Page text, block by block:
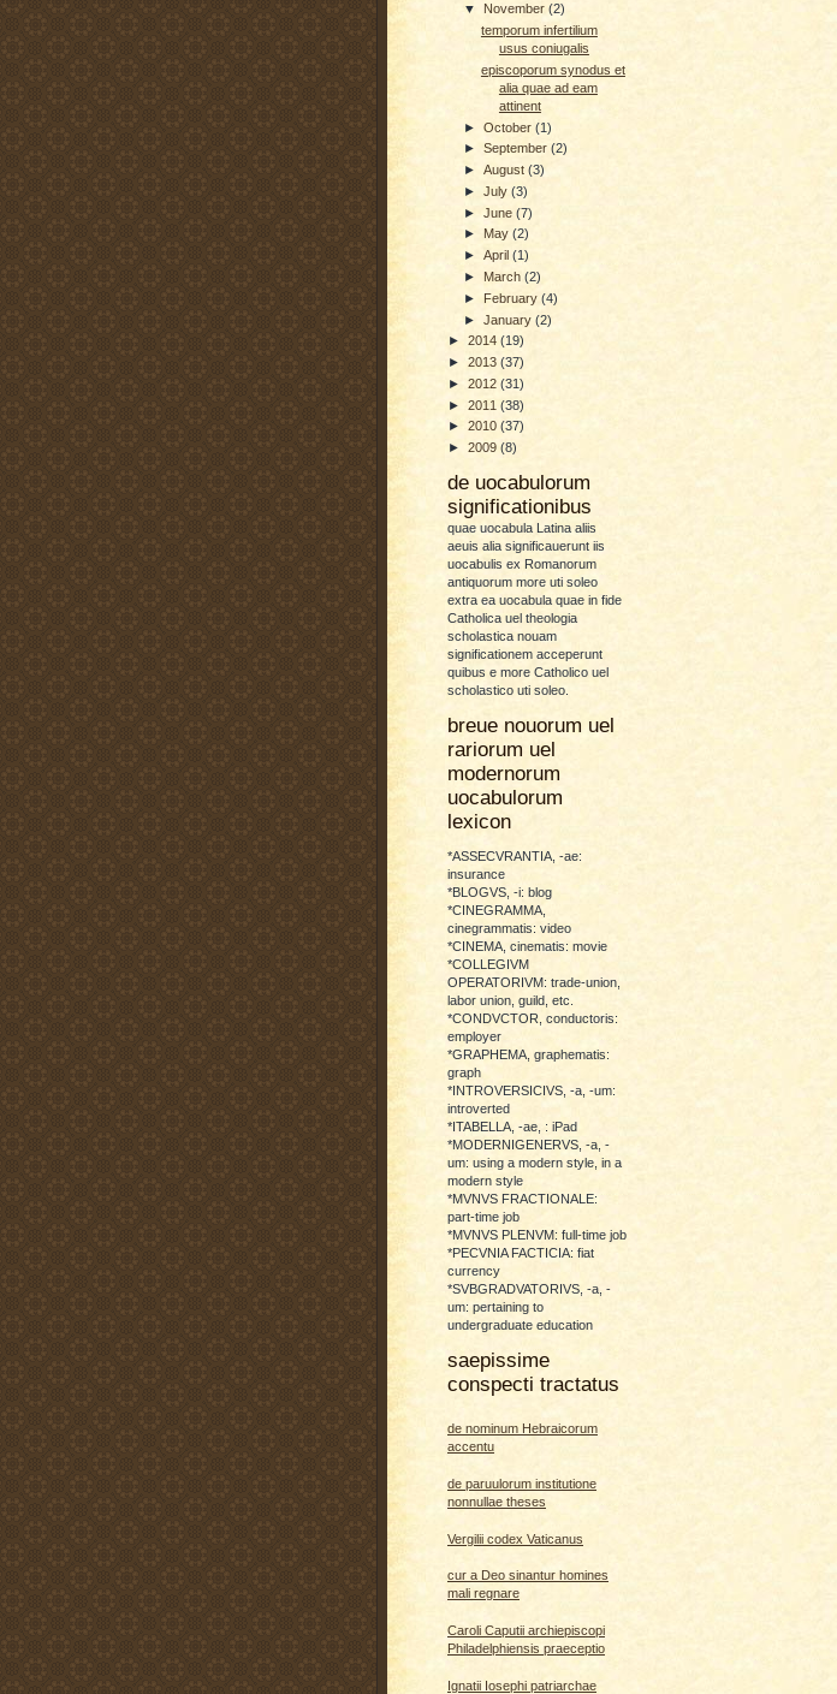
▼ November(2)
temporum infertilium
usus coniugalis
episcoporum synodus et
alia quae ad eam
attinent
►October(1)
►September(2)
►August(3)
►July(3)
►June(7)
► May(2)
►April(1)
►March(2)
►February(4)
►January(2)
► 2014 (19)
► 2013 (37)
► 2012 (31)
► 2011 (38)
► 2010 (37)
► 2009 (8)
de uocabulorum
significationibus
quae uocabula Latina aliis
aeuis alia significauerunt iis
uocabulis ex Romanorum
antiquorum more uti soleo
extra ea uocabula quae in fide
Catholica uel theologia
scholastica nouam
significationem acceperunt
quibus e more Catholico uel
scholastico uti soleo.
breue nouorum uel
rariorum uel
modernorum
uocabulorum
lexicon
*ASSECVRANTIA, -ae:
insurance
*BLOGVS, -i: blog
*CINEGRAMMA,
cinegrammatis: video
*CINEMA, cinematis: movie
*COLLEGIVM
OPERATORIVM: trade-union,
labor union, guild, etc.
*CONDVCTOR, conductoris:
employer
*GRAPHEMA, graphematis:
graph
*INTROVERSICIVS, -a, -um:
introverted
*ITABELLA, -ae, : iPad
*MODERNIGENERVS, -a, -
um: using a modern style, in a
modern style
*MVNVS FRACTIONALE:
part-time job
*MVNVS PLENVM: full-time job
*PECVNIA FACTICIA: fiat
currency
*SVBGRADVATORIVS, -a, -
um: pertaining to
undergraduate education
saepissime
conspecti tractatus
de nominum Hebraicorum
accentu
de paruulorum institutione
nonnullae theses
Vergilii codex Vaticanus
cur a Deo sinantur homines
mali regnare
Caroli Caputii archiepiscopi
Philadelphiensis praeceptio
Ignatii Iosephi patriarchae